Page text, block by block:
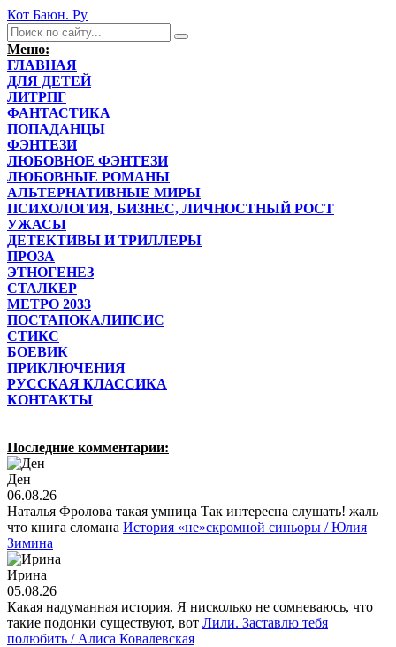
Кот Баюн. Ру
Меню:
ГЛАВНАЯ
ДЛЯ ДЕТЕЙ
ЛИТРПГ
ФАНТАСТИКА
ПОПАДАНЦЫ
ФЭНТЕЗИ
ЛЮБОВНОЕ ФЭНТЕЗИ
ЛЮБОВНЫЕ РОМАНЫ
АЛЬТЕРНАТИВНЫЕ МИРЫ
ПСИХОЛОГИЯ, БИЗНЕС, ЛИЧНОСТНЫЙ РОСТ
УЖАСЫ
ДЕТЕКТИВЫ И ТРИЛЛЕРЫ
ПРОЗА
ЭТНОГЕНЕЗ
СТАЛКЕР
МЕТРО 2033
ПОСТАПОКАЛИПСИС
СТИКС
БОЕВИК
ПРИКЛЮЧЕНИЯ
РУССКАЯ КЛАССИКА
КОНТАКТЫ
Последние комментарии:
Ден
06.08.26
Наталья Фролова такая умница Так интересна слушать! жаль
что книга сломана История «не»скромной синьоры / Юлия
Зимина
Ирина
05.08.26
Какая надуманная история. Я нисколько не сомневаюсь, что
такие подонки существуют, вот Лили. Заставлю тебя
полюбить / Алиса Ковалевская